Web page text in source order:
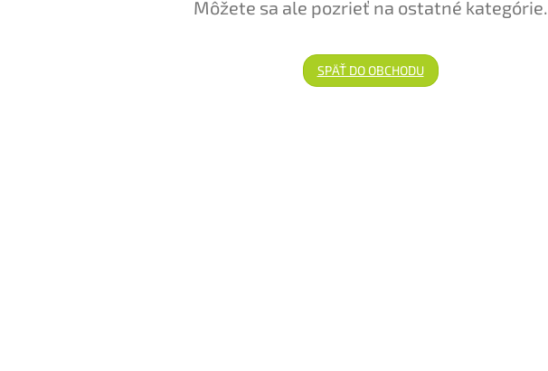
Môžete sa ale pozrieť na ostatné kategórie.
SPÄŤ DO OBCHODU